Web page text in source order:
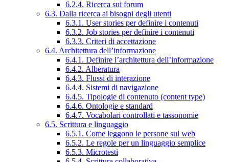
6.2.4. Ricerca sui forum
6.3. Dalla ricerca ai bisogni degli utenti
6.3.1. User stories per definire i contenuti
6.3.2. Job stories per definire i contenuti
6.3.3. Criteri di accettazione
6.4. Architettura dell’informazione
6.4.1. Definire l’architettura dell’informazione
6.4.2. Alberatura
6.4.3. Flussi di interazione
6.4.4. Sistemi di navigazione
6.4.5. Tipologie di contenuto (content type)
6.4.6. Ontologie e standard
6.4.7. Vocabolari controllati e tassonomie
6.5. Scrittura e linguaggio
6.5.1. Come leggono le persone sul web
6.5.2. Le regole per un linguaggio semplice
6.5.3. Microtesti